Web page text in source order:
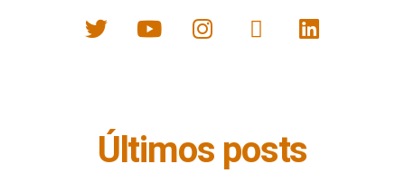
Últimos posts